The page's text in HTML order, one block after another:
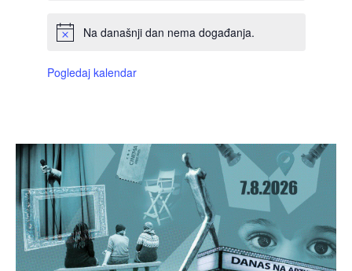
Na današnji dan nema događanja.
Pogledaj kalendar